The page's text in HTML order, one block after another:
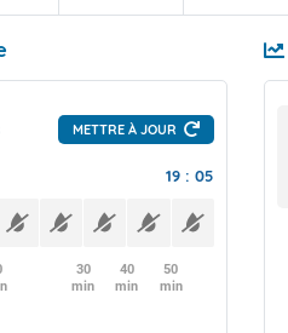
METTRE À JOUR
19 : 05
30
min
40
min
50
min